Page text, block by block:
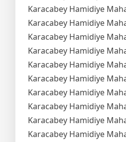
Karacabey Hamidiye
Karacabey Hamidiye
Karacabey Hamidiye
Karacabey Hamidiye
Karacabey Hamidiye
Karacabey Hamidiye
Karacabey Hamidiye
Karacabey Hamidiye
Karacabey Hamidiye
Karacabey Hamidiye